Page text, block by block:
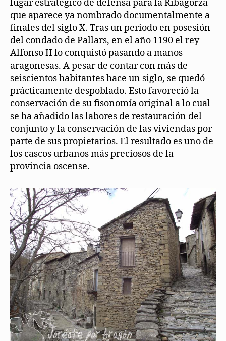
lugar estratégico de defensa para la Ribagorza
que aparece ya nombrado documentalmente a
finales del siglo X. Tras un periodo en posesión
del condado de Pallars, en el año 1190 el rey
Alfonso II lo conquistó pasando a manos
aragonesas. A pesar de contar con más de
seiscientos habitantes hace un siglo, se quedó
prácticamente despoblado. Esto favoreció la
conservación de su fisonomía original a lo cual
se ha añadido las labores de restauración del
conjunto y la conservación de las viviendas por
parte de sus propietarios. El resultado es uno de
los cascos urbanos más preciosos de la
provincia oscense.